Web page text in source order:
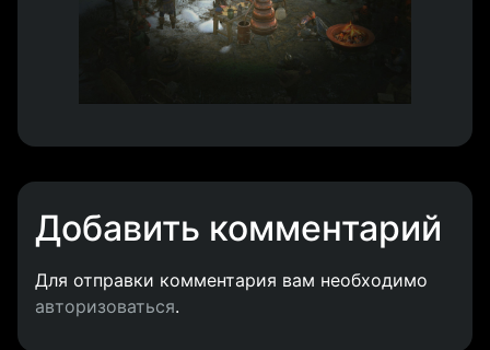
Добавить комментарий
Для отправки комментария вам необходимо
авторизоваться.